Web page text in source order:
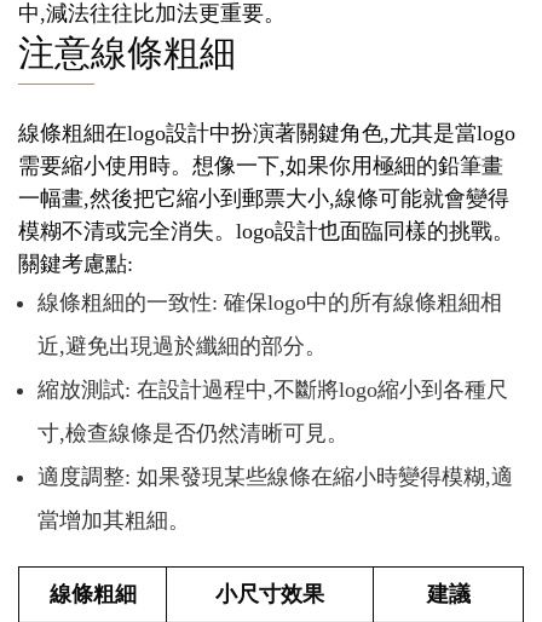
中,減法往往比加法更重要。
注意線條粗細
線條粗細在logo設計中扮演著關鍵角色,尤其是當logo
需要縮小使用時。想像一下,如果你用極細的鉛筆畫
一幅畫,然後把它縮小到郵票大小,線條可能就會變得
模糊不清或完全消失。logo設計也面臨同樣的挑戰。
關鍵考慮點:
線條粗細的一致性: 確保logo中的所有線條粗細相
近,避免出現過於纖細的部分。
縮放測試: 在設計過程中,不斷將logo縮小到各種尺
寸,檢查線條是否仍然清晰可見。
適度調整: 如果發現某些線條在縮小時變得模糊,適
當增加其粗細。
線條粗細 小尺寸效果 建議